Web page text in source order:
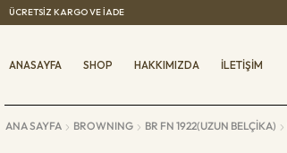
ÜCRETSIZ KARGO VE IADE
ANASAYFA SHOP HAKKIMIZDA İLETIŞIM
ANA SAYFA BROWNING BR FN 1922(UZUN BELÇIKA)